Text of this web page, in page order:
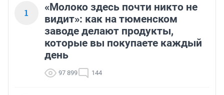
1
«Молоко здесь почти никто не
видит»: как на тюменском
заводе делают продукты,
которые вы покупаете каждый
день
97 899 144